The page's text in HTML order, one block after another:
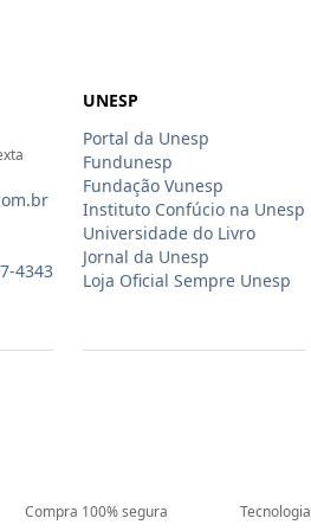
4343
UNESP
Portal da Unesp
Fundunesp
Fundação Vunesp
Instituto Confúcio na Unesp
Universidade do Livro
Jornal da Unesp
Loja Oficial Sempre Unesp
Compra 100% segura Tecnologia